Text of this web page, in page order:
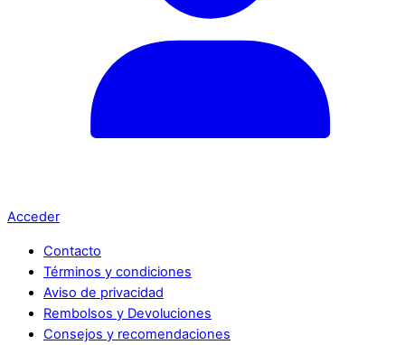
Acceder
Contacto
Términos y condiciones
Aviso de privacidad
Rembolsos y Devoluciones
Consejos y recomendaciones